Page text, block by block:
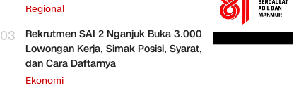
Regional
03
Rekrutmen SAI 2 Nganjuk Buka 3.000
Lowongan Kerja, Simak Posisi, Syarat,
dan Cara Daftarnya
Ekonomi